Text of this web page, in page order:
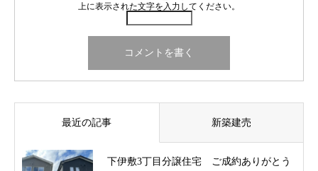
上に表示された文字を入力してください。
最近の記事 新築建売
下伊敷3丁目分譲住宅 ご成約ありがとう